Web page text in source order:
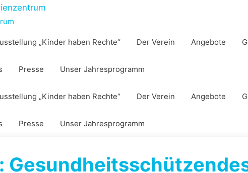
„Kinder haben Rechte“ Der Verein Angebote
Presse Unser Jahresprogramm
„Kinder haben Rechte“ Der Verein Angebote
Presse Unser Jahresprogramm